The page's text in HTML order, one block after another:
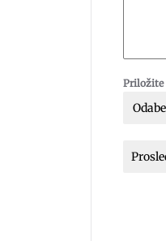
Priložite